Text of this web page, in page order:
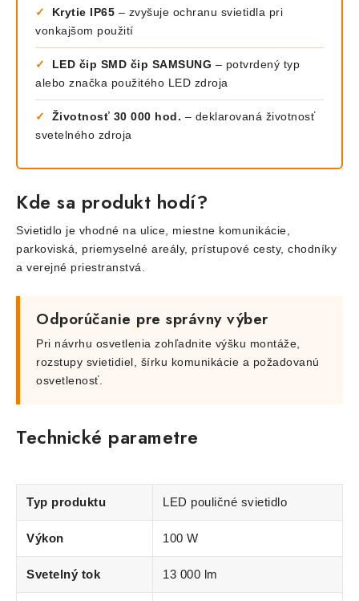
✓ Krytie IP65 – zvyšuje ochranu svietidla pri
vonkajšom použití
✓ LED čip SMD čip SAMSUNG – potvrdený typ
alebo značka použitého LED zdroja
✓ Životnosť 30 000 hod. – deklarovaná životnosť
svetelného zdroja
Kde sa produkt hodí?
Svietidlo je vhodné na ulice, miestne komunikácie,
parkoviská, priemyselné areály, prístupové cesty, chodníky
a verejné priestranstvá.
Odporúčanie pre správny výber
Pri návrhu osvetlenia zohľadnite výšku montáže,
rozstupy svietidiel, šírku komunikácie a požadovanú
osvetlenosť.
Technické parametre
Typ produktu LED pouličné svietidlo
Výkon 100 W
Svetelný tok 13 000 lm